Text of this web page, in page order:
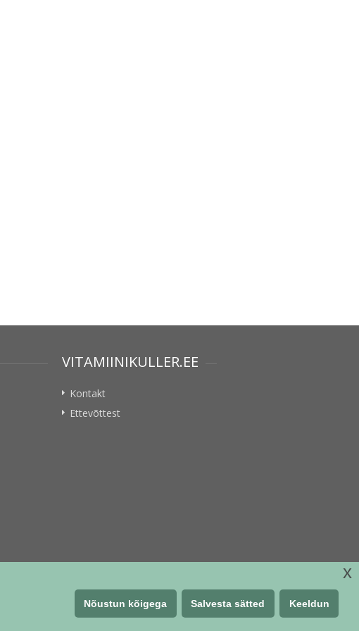
Nõustun kõigega Salvesta sätted Keeldun
x
VITAMIINIKULLER.EE
Kontakt
Ettevõttest